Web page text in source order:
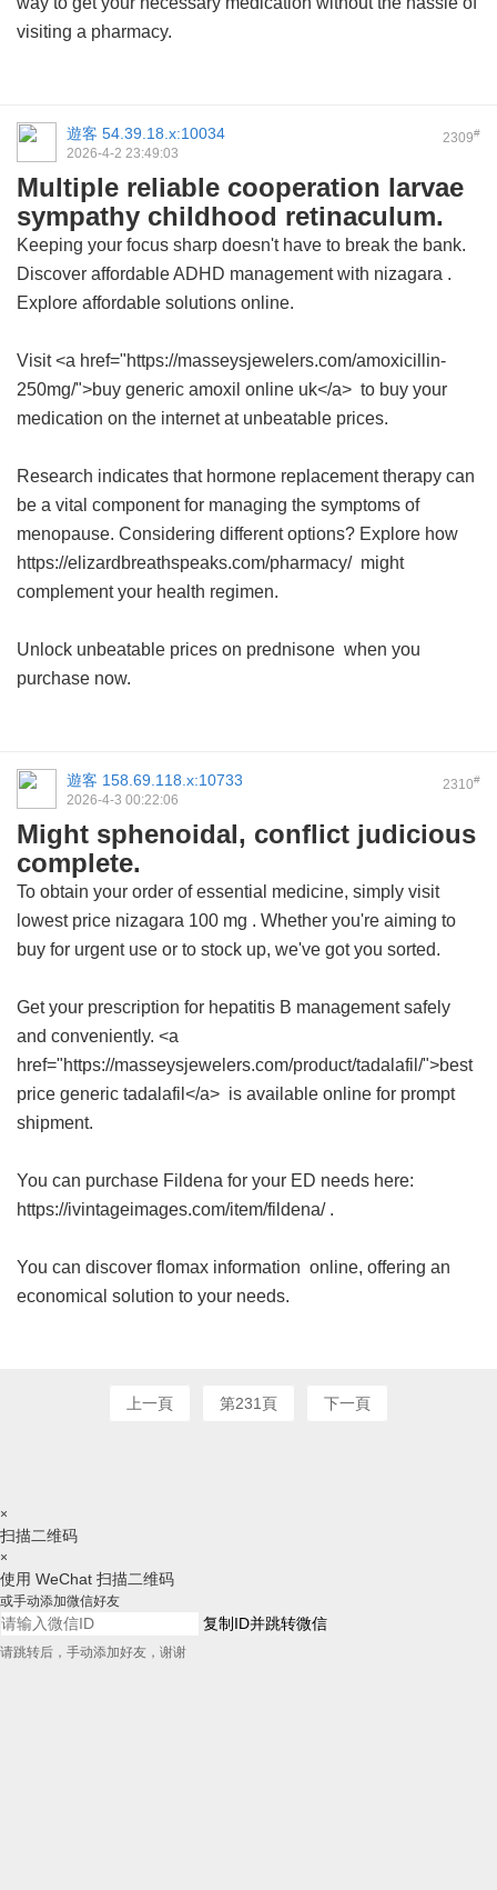
visiting a pharmacy.
2309#
遊客 54.39.18.x:10034
2026-4-2 23:49:03
Multiple reliable cooperation larvae
sympathy childhood retinaculum.
Keeping your focus sharp doesn't have to break the bank.
Discover affordable ADHD management with nizagara .
Explore affordable solutions online.
Visit <a href="https://masseysjewelers.com/amoxicillin-
250mg/">buy generic amoxil online uk</a> to buy your
medication on the internet at unbeatable prices.
Research indicates that hormone replacement therapy can
be a vital component for managing the symptoms of
menopause. Considering different options? Explore how
https://elizardbreathspeaks.com/pharmacy/ might
complement your health regimen.
Unlock unbeatable prices on prednisone when you
purchase now.
2310#
遊客 158.69.118.x:10733
2026-4-3 00:22:06
Might sphenoidal, conflict judicious
complete.
To obtain your order of essential medicine, simply visit
lowest price nizagara 100 mg . Whether you're aiming to
buy for urgent use or to stock up, we've got you sorted.
Get your prescription for hepatitis B management safely
and conveniently. <a
href="https://masseysjewelers.com/product/tadalafil/">best
price generic tadalafil</a> is available online for prompt
shipment.
You can purchase Fildena for your ED needs here:
https://ivintageimages.com/item/fildena/ .
You can discover flomax information online, offering an
economical solution to your needs.
上一頁 第231頁 下一頁
×
扫描二维码
×
使用 WeChat 扫描二维码
或手动添加微信好友
复制ID并跳转微信
请跳转后，手动添加好友，谢谢